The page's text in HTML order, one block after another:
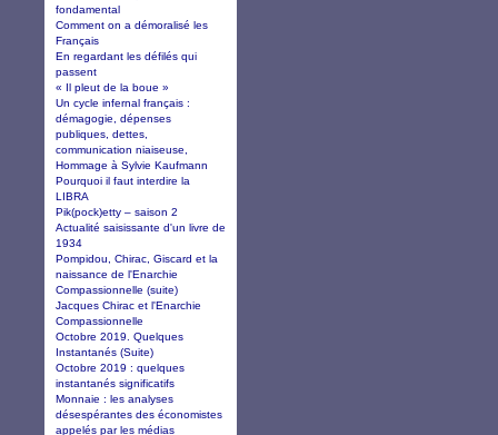
fondamental
Comment on a démoralisé les
Français
En regardant les défilés qui
passent
« Il pleut de la boue »
Un cycle infernal français :
démagogie, dépenses
publiques, dettes,
communication niaiseuse,
Hommage à Sylvie Kaufmann
Pourquoi il faut interdire la
LIBRA
Pik(pock)etty – saison 2
Actualité saisissante d'un livre de
1934
Pompidou, Chirac, Giscard et la
naissance de l'Enarchie
Compassionnelle (suite)
Jacques Chirac et l'Enarchie
Compassionnelle
Octobre 2019. Quelques
Instantanés (Suite)
Octobre 2019 : quelques
instantanés significatifs
Monnaie : les analyses
désespérantes des économistes
appelés par les médias